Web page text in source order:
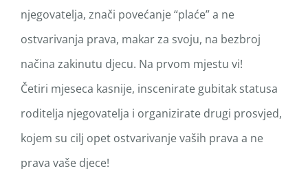
njegovatelja, znači povećanje “plaće” a ne
ostvarivanja prava, makar za svoju, na bezbroj
načina zakinutu djecu. Na prvom mjestu vi!
Četiri mjeseca kasnije, inscenirate gubitak statusa
roditelja njegovatelja i organizirate drugi prosvjed,
kojem su cilj opet ostvarivanje vaših prava a ne
prava vaše djece!